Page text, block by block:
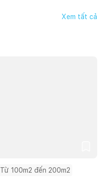
Xem tất cả
Từ 100m2 đến 200m2